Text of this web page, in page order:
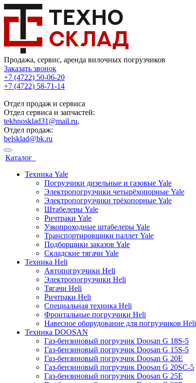
Продажа, сервис, аренда вилочных погрузчиков
Заказать звонок
+7 (4722) 50-06-20
+7 (4722) 58-71-14
Отдел продаж и сервиса
Отдел сервиса и запчастей:
tekhnosklad31@mail.ru,
Отдел продаж:
belsklad@bk.ru
Каталог
Техника Yale
Погрузчики дизельные и газовые Yale
Электропогрузчики четырёхопорные Yale
Электропогрузчики трёхопорные Yale
Штабелеры Yale
Ричтраки Yale
Узкопроходные штабелеры Yale
Транспортировщики паллет Yale
Подборщики заказов Yale
Складские тягачи Yale
Техника Heli
Автопогрузчики Heli
Электропогрузчики Heli
Тягачи Heli
Ричтраки Heli
Специальная техника Heli
Фронтальные погрузчики Heli
Навесное оборудование для погрузчиков Heli
Техника DOOSAN
Газ-бензиновый погрузчик Doosan G 18S-5
Газ-бензиновый погрузчик Doosan G 15S-5
Газ-бензиновый погрузчик Doosan G 20E
Газ-бензиновый погрузчик Doosan G 20SC-5
Газ-бензиновый погрузчик Doosan G 25E